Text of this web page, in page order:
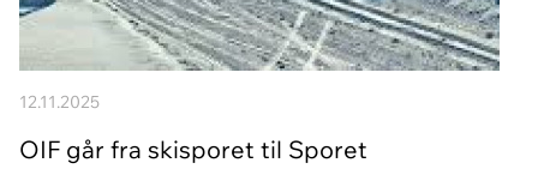
12.11.2025
OIF går fra skisporet til Sporet